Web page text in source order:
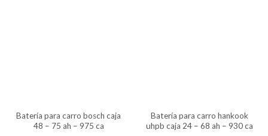
página
de
página
de
batería para carro bosch caja
48 – 75 ah – 975 ca
batería para carro hankook
uhpb caja 24 – 68 ah – 930 ca